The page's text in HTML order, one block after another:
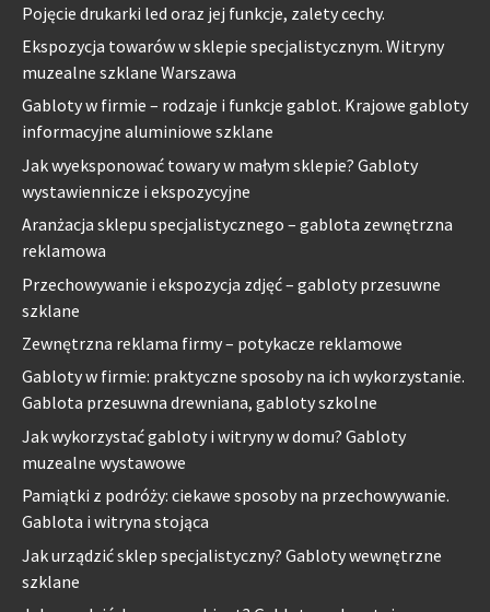
Pojęcie drukarki led oraz jej funkcje, zalety cechy.
Ekspozycja towarów w sklepie specjalistycznym. Witryny
muzealne szklane Warszawa
Gabloty w firmie – rodzaje i funkcje gablot. Krajowe gabloty
informacyjne aluminiowe szklane
Jak wyeksponować towary w małym sklepie? Gabloty
wystawiennicze i ekspozycyjne
Aranżacja sklepu specjalistycznego – gablota zewnętrzna
reklamowa
Przechowywanie i ekspozycja zdjęć – gabloty przesuwne
szklane
Zewnętrzna reklama firmy – potykacze reklamowe
Gabloty w firmie: praktyczne sposoby na ich wykorzystanie.
Gablota przesuwna drewniana, gabloty szkolne
Jak wykorzystać gabloty i witryny w domu? Gabloty
muzealne wystawowe
Pamiątki z podróży: ciekawe sposoby na przechowywanie.
Gablota i witryna stojąca
Jak urządzić sklep specjalistyczny? Gabloty wewnętrzne
szklane